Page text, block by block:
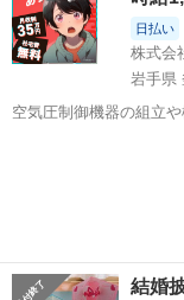
日払い
株式会
岩手県
空気圧制御機器の組立
結婚